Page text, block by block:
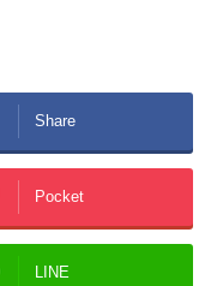
Share
Pocket
LINE